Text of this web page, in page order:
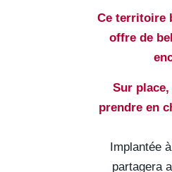
Ce territoire
offre de
Sur
prendre en
Implantée
partagera